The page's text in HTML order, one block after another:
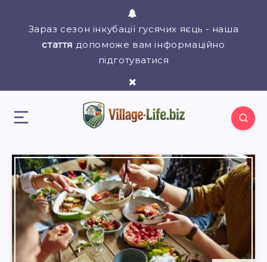
Зараз сезон інкубації гусячих яєць - наша
стаття допоможе вам інформаційно
підготуватися